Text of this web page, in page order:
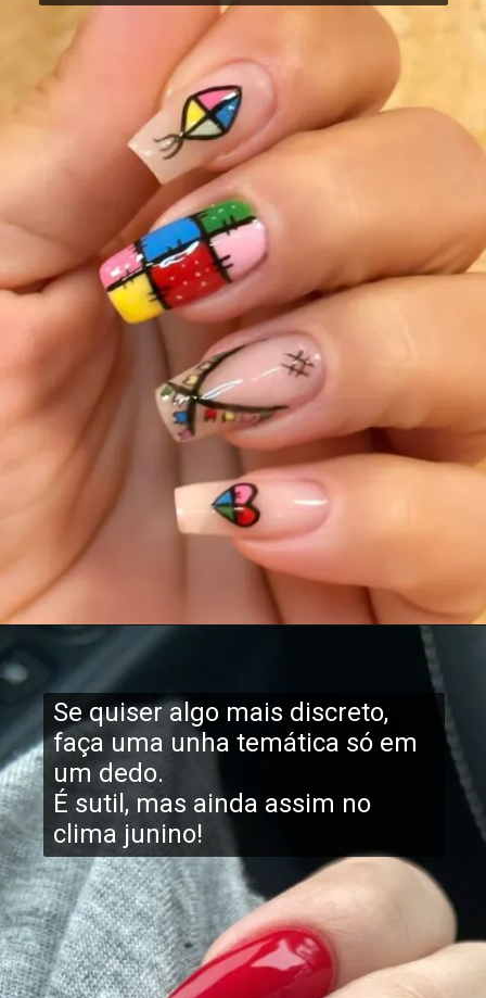
Se quiser algo mais discreto,
faça uma unha temática só em
um dedo.
É sutil, mas ainda assim no
clima junino!